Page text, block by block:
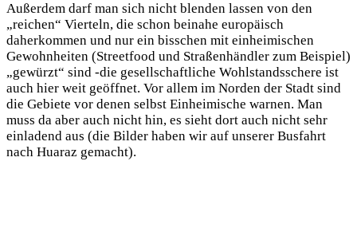
Außerdem darf man sich nicht blenden lassen von den
„reichen“ Vierteln, die schon beinahe europäisch
daherkommen und nur ein bisschen mit einheimischen
Gewohnheiten (Streetfood und Straßenhändler zum Beispiel)
„gewürzt“ sind -die gesellschaftliche Wohlstandsschere ist
auch hier weit geöffnet. Vor allem im Norden der Stadt sind
die Gebiete vor denen selbst Einheimische warnen. Man
muss da aber auch nicht hin, es sieht dort auch nicht sehr
einladend aus (die Bilder haben wir auf unserer Busfahrt
nach Huaraz gemacht).